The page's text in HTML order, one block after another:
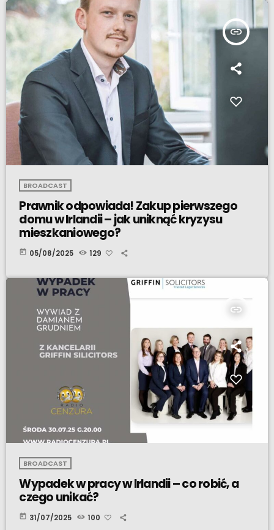
insert_link
BROADCAST
Prawnik odpowiada! Zakup pierwszego
domu w Irlandii – jak uniknąć kryzysu
mieszkaniowego?
today 05/08/2025 129
insert_link
BROADCAST
Wypadek w pracy w Irlandii – co robić, a
czego unikać?
today 31/07/2025 100